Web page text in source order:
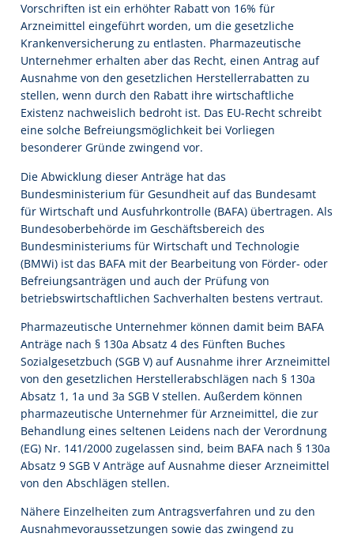
Vorschriften ist ein erhöhter Rabatt von 16% für
Arzneimittel eingeführt worden, um die gesetzliche
Krankenversicherung zu entlasten. Pharmazeutische
Unternehmer erhalten aber das Recht, einen Antrag auf
Ausnahme von den gesetzlichen Herstellerrabatten zu
stellen, wenn durch den Rabatt ihre wirtschaftliche
Existenz nachweislich bedroht ist. Das EU-Recht schreibt
eine solche Befreiungsmöglichkeit bei Vorliegen
besonderer Gründe zwingend vor.
Die Abwicklung dieser Anträge hat das
Bundesministerium für Gesundheit auf das Bundesamt
für Wirtschaft und Ausfuhrkontrolle (BAFA) übertragen. Als
Bundesoberbehörde im Geschäftsbereich des
Bundesministeriums für Wirtschaft und Technologie
(BMWi) ist das BAFA mit der Bearbeitung von Förder- oder
Befreiungsanträgen und auch der Prüfung von
betriebswirtschaftlichen Sachverhalten bestens vertraut.
Pharmazeutische Unternehmer können damit beim BAFA
Anträge nach § 130a Absatz 4 des Fünften Buches
Sozialgesetzbuch (SGB V) auf Ausnahme ihrer Arzneimittel
von den gesetzlichen Herstellerabschlägen nach § 130a
Absatz 1, 1a und 3a SGB V stellen. Außerdem können
pharmazeutische Unternehmer für Arzneimittel, die zur
Behandlung eines seltenen Leidens nach der Verordnung
(EG) Nr. 141/2000 zugelassen sind, beim BAFA nach § 130a
Absatz 9 SGB V Anträge auf Ausnahme dieser Arzneimittel
von den Abschlägen stellen.
Nähere Einzelheiten zum Antragsverfahren und zu den
Ausnahmevoraussetzungen sowie das zwingend zu